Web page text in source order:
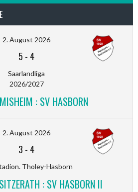
2. August 2026
5 - 4
Saarlandliga
2026/2027
: SV HASBORN
2. August 2026
3 - 4
Tholey-Hasborn
: SV HASBORN II